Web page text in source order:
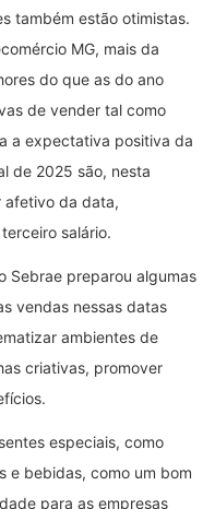
também estão otimistas.
MG, mais da
do que as do ano
de vender tal como
a expectativa positiva da
de 2025 são, nesta
afetivo da data,
salário.
Sebrae preparou algumas
vendas nessas datas
ambientes de
criativas, promover
especiais, como
e bebidas, como um bom
para as empresas